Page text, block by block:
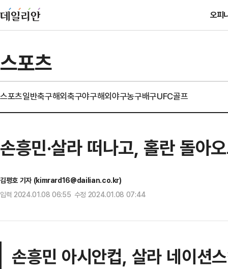
오피
스포츠
스포츠일반축구해외축구야구해외야구농구배구UFC골프
손흥민·살라 떠나고, 홀란 돌아
김평호 기자 (kimrard16@dailian.co.kr)
입력 2024.01.08 06:55 수정 2024.01.08 07:44
손흥민 아시안컵, 살라 네이션